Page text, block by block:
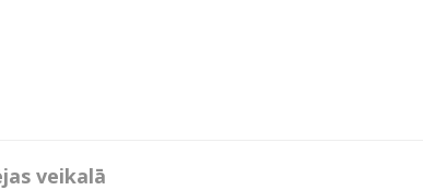
veikalā